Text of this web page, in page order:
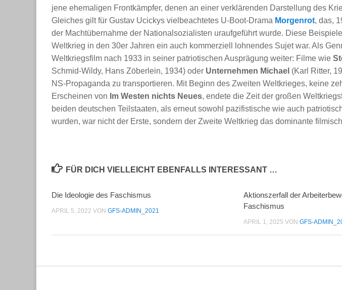
jene ehemaligen Frontkämpfer, denen an einer verklärenden Darstellung des
Gleiches gilt für Gustav Ucickys vielbeachtetes U-Boot-Drama Morgenrot, das,
der Machtübernahme der Nationalsozialisten uraufgeführt wurde. Diese
Weltkrieg in den 30er Jahren ein auch kommerziell lohnendes Sujet war. Als
Weltkriegsfilm nach 1933 in seiner patriotischen Ausprägung weiter: Filme wie
Schmid-Wildy, Hans Zöberlein, 1934) oder Unternehmen Michael (Karl Ritter,
NS-Propaganda zu transportieren. Mit Beginn des Zweiten Weltkrieges, keine
Erscheinen von Im Westen nichts Neues, endete die Zeit der großen
beiden deutschen Teilstaaten, als erneut sowohl pazifistische wie auch
wurden, war nicht der Erste, sondern der Zweite Weltkrieg das dominante
FÜR DICH VIELLEICHT EBENFALLS INTERESSANT …
Die Ideologie des Faschismus
APRIL 5, 2022 VON GFS-ADMIN_2021
Aktionszerfall der
Faschismus
APRIL 1, 2025 VON GFS-